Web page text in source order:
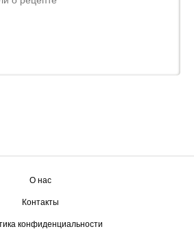
О нас
Контакты
конфиденциальности